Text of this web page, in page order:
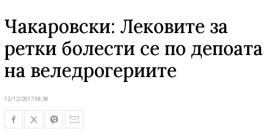
Чакаровски: Лековите за
ретки болести се по депоата
на веледрогериите
12/12/2017 08:38